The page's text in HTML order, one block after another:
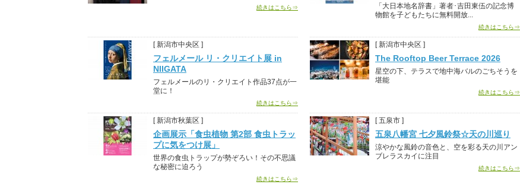
続きはこちら⇒
「大日本地名辞書」著者･吉田東伍の記念博
物館を子どもたちに無料開放...
続きはこちら⇒
[ 新潟市中央区 ]
フェルメール リ・クリエイト展 in
NIIGATA
フェルメールのリ・クリエイト作品37点が一
堂に！
続きはこちら⇒
[ 新潟市中央区 ]
The Rooftop Beer Terrace 2026
星空の下、テラスで地中海バルのごちそうを
堪能
続きはこちら⇒
[ 新潟市秋葉区 ]
企画展示「食虫植物 第2部 食虫トラッ
プに気をつけ展」
世界の食虫トラップが勢ぞろい！その不思議
な秘密に迫ろう
続きはこちら⇒
[ 五泉市 ]
五泉八幡宮 七夕風鈴祭☆天の川巡り
涼やかな風鈴の音色と、空を彩る天の川アン
ブレラスカイに注目
続きはこちら⇒